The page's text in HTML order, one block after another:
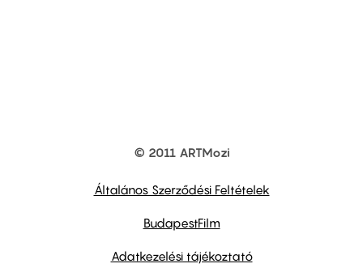
© 2011 ARTMozi
Általános Szerződési Feltételek
BudapestFilm
Adatkezelési tájékoztató